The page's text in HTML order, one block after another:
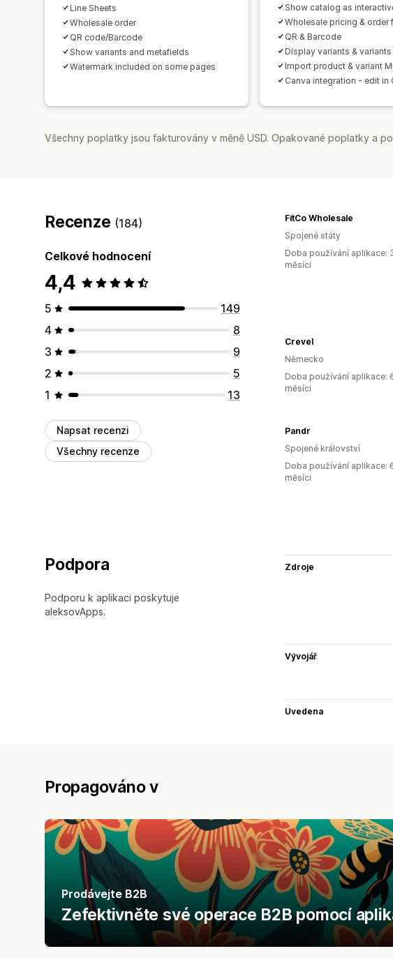
Line Sheets
Wholesale order
QR code/Barcode
Show variants and metafields
Watermark included on some pages
Show catalog as
Wholesale pricing & order
QR & Barcode
Display variants &
Import product & variant
Canva integration - edit in
Všechny poplatky jsou fakturovány v měně USD. Opakované poplatky a
Recenze (184)
Celkové hodnocení
4,4
5
149
4
8
3
9
2
5
1
13
Napsat recenzi
Všechny recenze
FitCo Wholesale
Spojené státy
Doba používání aplikace:
měsíci
Crevel
Německo
Doba používání aplikace:
měsíci
Pandr
Spojené království
Doba používání aplikace:
měsíci
Podpora
Podporu k aplikaci poskytuje
aleksovApps.
Zdroje
Vývojář
Uvedena
Propagováno v
Prodávejte B2B
Zefektivněte své operace B2B pomocí